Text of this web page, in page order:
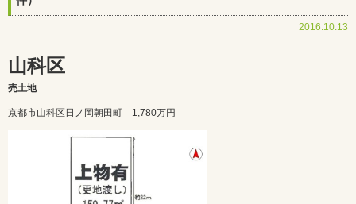
2016.10.13
山科区
売土地
京都市山科区日ノ岡朝田町 1,780万円